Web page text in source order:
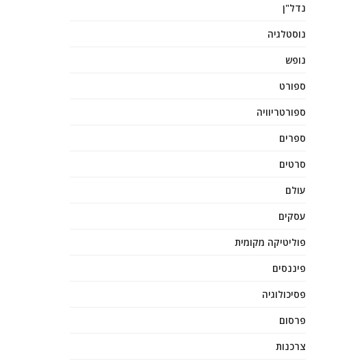
נדל"ן
נוסטלגיה
נופש
ספורט
ספורטריוויה
ספרים
סרטים
עולם
עסקים
פוליטיקה מקומית
פיננסים
פסיכולוגיה
פרסום
צרכנות